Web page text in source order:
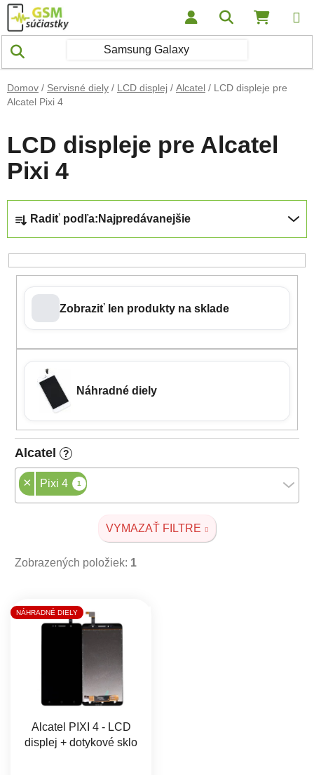
Prejsť na obsah Hľadať
Domov / Servisné diely / LCD displej / Alcatel / LCD displeje pre
Alcatel Pixi 4
LCD displeje pre Alcatel
Pixi 4
Radiť podľa: Najpredávanejšie
Zobraziť len produkty na sklade
Náhradné diely
Alcatel ?
× Pixi 4 1
VYMAZAŤ FILTRE
Zobrazených položiek: 1
Výpis produktov
NÁHRADNÉ DIELY
Alcatel PIXI 4 - LCD
displej + dotykové sklo